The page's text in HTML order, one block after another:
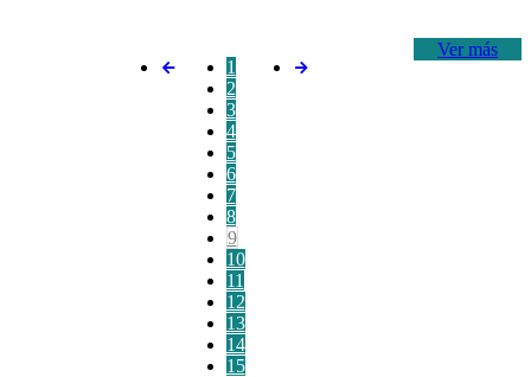
Ver más
1
2
3
4
5
6
7
8
9
10
11
12
13
14
15